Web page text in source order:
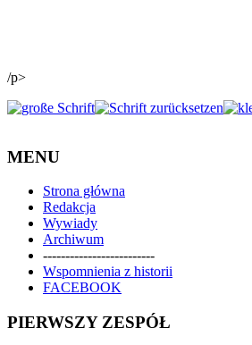
/p>
MENU
Strona główna
Redakcja
Wywiady
Archiwum
-------------------------
Wspomnienia z historii
FACEBOOK
PIERWSZY ZESPÓŁ